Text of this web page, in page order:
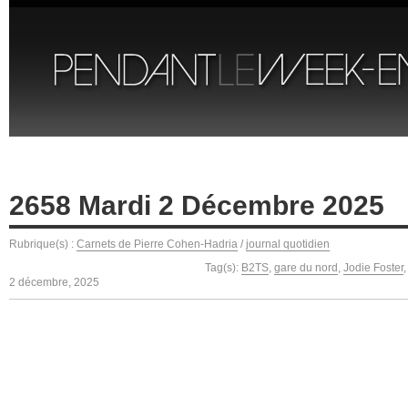
2658 Mardi 2 Décembre 2025
Rubrique(s) : Carnets de Pierre Cohen-Hadria / journal quotidien
Tag(s): B2TS, gare du nord , Jodie Foster,
2 décembre, 2025